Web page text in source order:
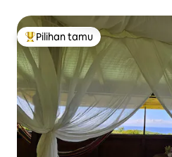
Pilihan tamu terpopuler
Pilihan tamu